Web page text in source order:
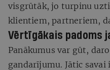
visgrūtāk, jo turpinu
klientiem, partneriem,
Vērtīgākais padoms
Panākumus var gūt,
gandarījumu. Jātic savai